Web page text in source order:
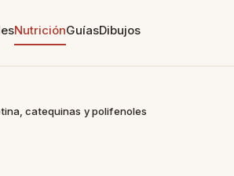
NutriciónGuíasDibujos
catequinas y polifenoles